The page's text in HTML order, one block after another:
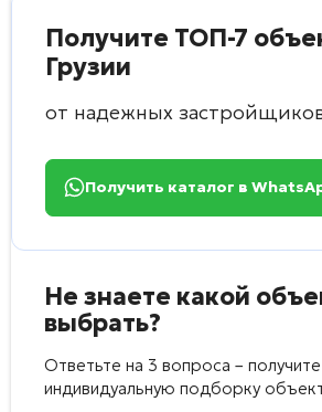
Получите ТОП-7
Грузии
от надежных
Получить каталог в
Не знаете какой
выбрать?
Ответьте на 3 вопроса – получите
индивидуальную подборку